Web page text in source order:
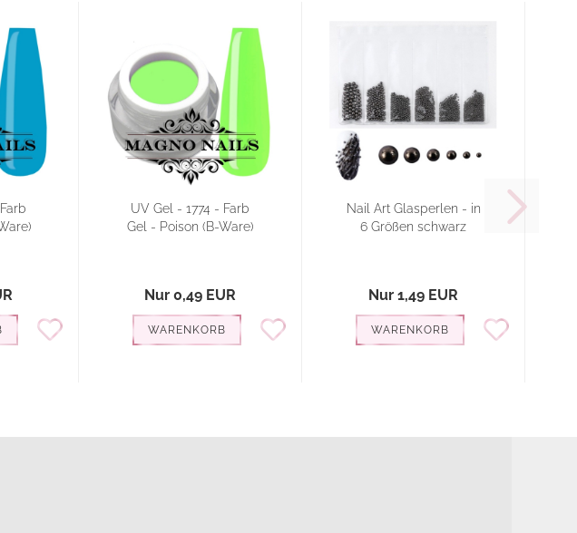
UV Gel - 1774 - Farb
Gel - Poison (B-Ware)
Nur 0,49 EUR
WARENKORB
Nail Art Glasperlen - in
6 Größen schwarz
Nur 1,49 EUR
WARENKORB